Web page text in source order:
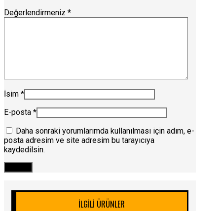
Değerlendirmeniz *
İsim *
E-posta *
Daha sonraki yorumlarımda kullanılması için adım, e-
posta adresim ve site adresim bu tarayıcıya
kaydedilsin.
İLGILI ÜRÜNLER